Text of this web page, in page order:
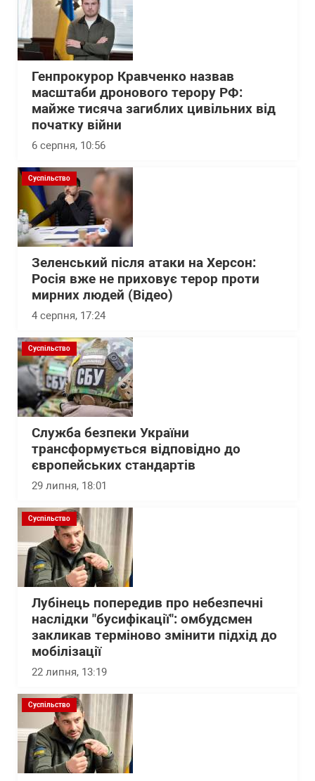
Генпрокурор Кравченко назвав
масштаби дронового терору РФ:
майже тисяча загиблих цивільних від
початку війни
6 серпня, 10:56
Суспільство
Зеленський після атаки на Херсон:
Росія вже не приховує терор проти
мирних людей (Відео)
4 серпня, 17:24
Суспільство
Служба безпеки України
трансформується відповідно до
європейських стандартів
29 липня, 18:01
Суспільство
Лубінець попередив про небезпечні
наслідки "бусифікації": омбудсмен
закликав терміново змінити підхід до
мобілізації
22 липня, 13:19
Суспільство